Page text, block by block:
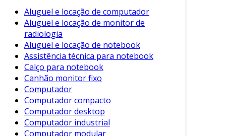
Mouse Óptico : Utiliza um LED para
detectar movimentos sobre a superfície. É
ideal para uso diário e muito comum em
escritórios.
Mouse a Laser: Emprega tecnologia laser
para maior precisão. É eficaz em
superfícies variadas e ideal para gamers.
Mouse Sem Fio: Conecta-se ao
computador via Bluetooth ou receptor
USB, eliminando cabos e facilitando a
Aluguel e locação de computador
Aluguel e locação de monitor de
radiologia
Aluguel e locação de notebook
Assistência técnica para notebook
Calço para notebook
Canhão monitor fixo
Computador
Computador compacto
Computador desktop
Computador industrial
Computador modular